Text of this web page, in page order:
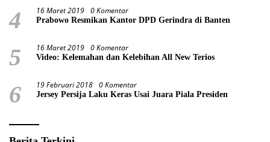
4 16 Maret 2019 0 Komentar
Prabowo Resmikan Kantor DPD Gerindra di Banten
5 16 Maret 2019 0 Komentar
Video: Kelemahan dan Kelebihan All New Terios
6 19 Februari 2018 0 Komentar
Jersey Persija Laku Keras Usai Juara Piala Presiden